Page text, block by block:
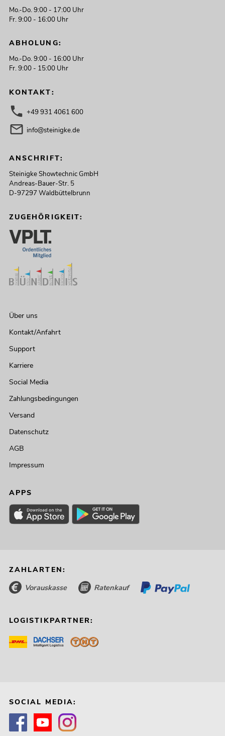
Mo.-Do. 9:00 - 17:00 Uhr
Fr. 9:00 - 16:00 Uhr
ABHOLUNG:
Mo.-Do. 9:00 - 16:00 Uhr
Fr. 9:00 - 15:00 Uhr
KONTAKT:
+49 931 4061 600
info@steinigke.de
ANSCHRIFT:
Steinigke Showtechnic GmbH
Andreas-Bauer-Str. 5
D-97297 Waldbüttelbrunn
ZUGEHÖRIGKEIT:
Über uns
Kontakt/Anfahrt
Support
Karriere
Social Media
Zahlungsbedingungen
Versand
Datenschutz
AGB
Impressum
APPS
ZAHLARTEN:
Vorauskasse Ratenkauf
LOGISTIKPARTNER:
SOCIAL MEDIA: